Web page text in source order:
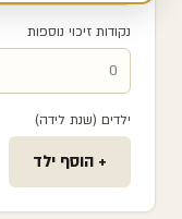
נקודות זיכוי נוספות
ילדים (שנת לידה)
+ הוסף ילד